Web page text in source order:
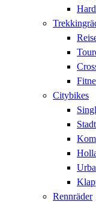
Citybikes
Rennräder